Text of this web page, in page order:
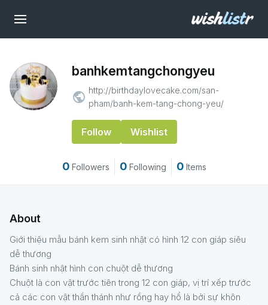
banhkemtangchongyeu
public http://birthdaylovecake.com/san-
pham/banh-kem-tang-chong-yeu/
Follow Wishlist
0 Followers 0 Following 0 Items
About
Giới thiệu mẫu bánh kem sinh nhật có hình 12 con giáp siêu
dễ thương
Bánh sinh nhật hình con chuột dễ thương
Chuột là con vật trước tiên trong 12 con giáp, vị trí xếp trước
cả các con vật thần thánh như rồng hay hổ là bởi sự khôn